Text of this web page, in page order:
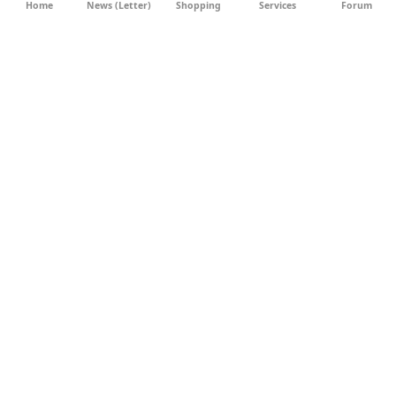
Home News (Letter) Shopping Services Forum